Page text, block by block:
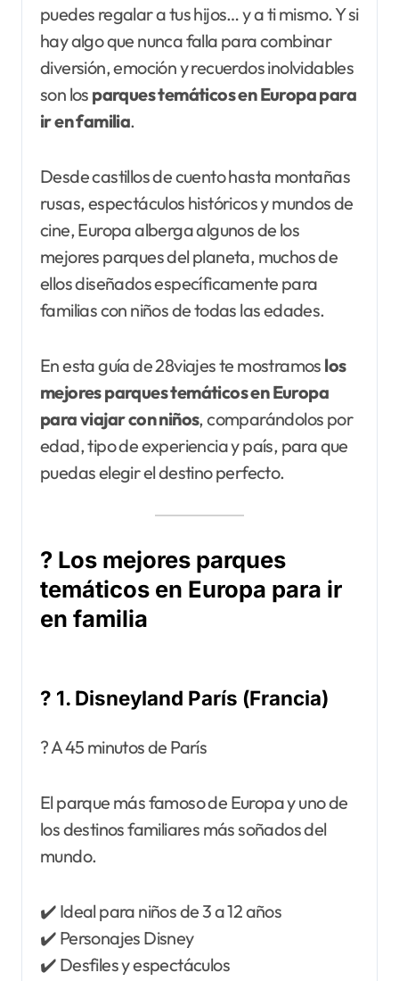
puedes regalar a tus hijos… y a ti mismo. Y si
hay algo que nunca falla para combinar
diversión, emoción y recuerdos inolvidables
son los parques temáticos en Europa para
ir en familia.
Desde castillos de cuento hasta montañas
rusas, espectáculos históricos y mundos de
cine, Europa alberga algunos de los
mejores parques del planeta, muchos de
ellos diseñados específicamente para
familias con niños de todas las edades.
En esta guía de 28viajes te mostramos los
mejores parques temáticos en Europa
para viajar con niños, comparándolos por
edad, tipo de experiencia y país, para que
puedas elegir el destino perfecto.
? Los mejores parques
temáticos en Europa para ir
en familia
? 1. Disneyland París (Francia)
? A 45 minutos de París
El parque más famoso de Europa y uno de
los destinos familiares más soñados del
mundo.
✔️ Ideal para niños de 3 a 12 años
✔️ Personajes Disney
✔️ Desfiles y espectáculos